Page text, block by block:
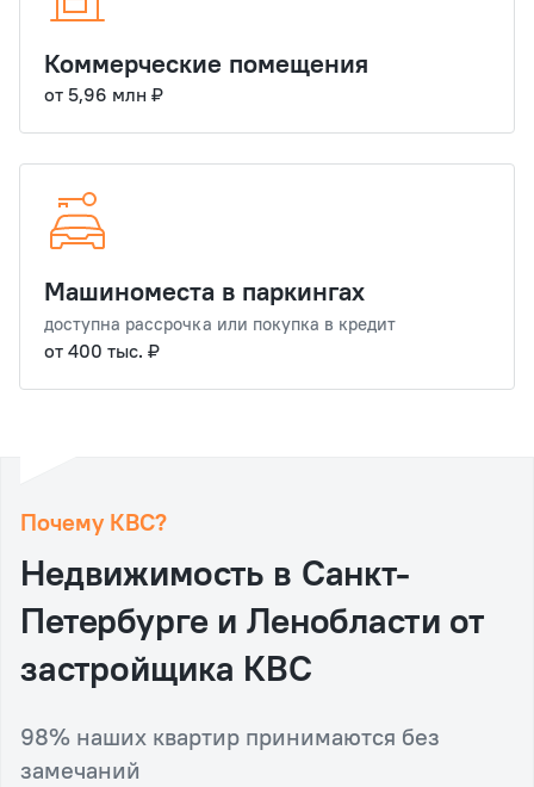
Коммерческие помещения
от 5,96 млн ₽
Машиноместа в паркингах
доступна рассрочка или покупка в кредит
от 400 тыс. ₽
Почему КВС?
Недвижимость в Санкт‐
Петербурге и Ленобласти от
застройщика КВС
98% наших квартир принимаются без
замечаний